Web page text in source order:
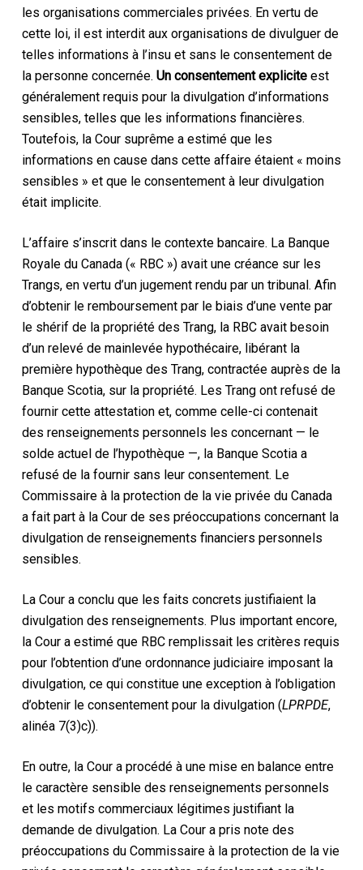
les organisations commerciales privées. En vertu de
cette loi, il est interdit aux organisations de divulguer de
telles informations à l’insu et sans le consentement de
la personne concernée. Un consentement expliciteest
généralement requis pour la divulgation d’informations
sensibles, telles que les informations financières.
Toutefois, la Cour suprême a estimé que les
informations en cause dans cette affaire étaient « moins
sensibles » et que le consentement à leur divulgation
était implicite.
L’affaire s’inscrit dans le contexte bancaire. La Banque
Royale du Canada (« RBC ») avait une créance sur les
Trangs, en vertu d’un jugement rendu par un tribunal. Afin
d’obtenir le remboursement par le biais d’une vente par
le shérif de la propriété des Trang, la RBC avait besoin
d’un relevé de mainlevée hypothécaire, libérant la
première hypothèque des Trang, contractée auprès de la
Banque Scotia, sur la propriété. Les Trang ont refusé de
fournir cette attestation et, comme celle-ci contenait
des renseignements personnels les concernant — le
solde actuel de l’hypothèque —, la Banque Scotia a
refusé de la fournir sans leur consentement. Le
Commissaire à la protection de la vie privée du Canada
a fait part à la Cour de ses préoccupations concernant la
divulgation de renseignements financiers personnels
sensibles.
La Cour a conclu que les faits concrets justifiaient la
divulgation des renseignements. Plus important encore,
la Cour a estimé que RBC remplissait les critères requis
pour l’obtention d’une ordonnance judiciaire imposant la
divulgation, ce qui constitue une exception à l’obligation
d’obtenir le consentement pour la divulgation (LPRPDE,
alinéa 7(3)c)).
En outre, la Cour a procédé à une mise en balance entre
le caractère sensible des renseignements personnels
et les motifs commerciaux légitimes justifiant la
demande de divulgation. La Cour a pris note des
préoccupations du Commissaire à la protection de la vie